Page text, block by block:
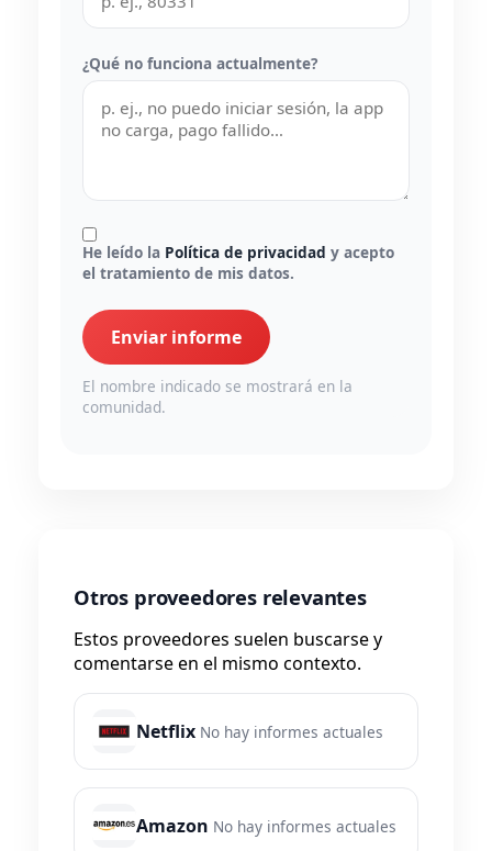
¿Qué no funciona actualmente?
He leído la Política de privacidad y acepto
el tratamiento de mis datos.
Enviar informe
El nombre indicado se mostrará en la
comunidad.
Otros proveedores relevantes
Estos proveedores suelen buscarse y
comentarse en el mismo contexto.
Netflix No hay informes actuales
Amazon No hay informes actuales